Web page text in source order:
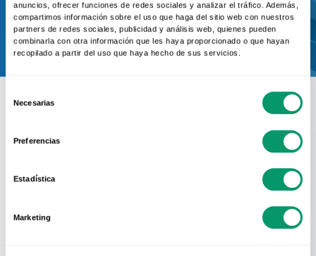
anuncios, ofrecer funciones de redes sociales y analizar el tráfico. Además,
compartimos información sobre el uso que haga del sitio web con nuestros
partners de redes sociales, publicidad y análisis web, quienes pueden
combinarla con otra información que les haya proporcionado o que hayan
recopilado a partir del uso que haya hecho de sus servicios.
de
Necesarias
Preferencias
Estadística
Marketing
Contactar
Oficial
KÖMMERLING